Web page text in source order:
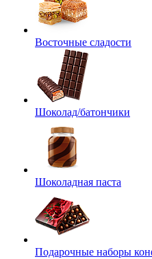
Восточные сладости
Шоколад/батончики
Шоколадная паста
Подарочные наборы